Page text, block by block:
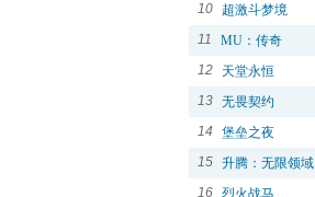
10
超激斗梦境
11
MU：传奇
12
天堂永恒
13 无畏契约
14
堡垒之夜
15 升腾：无限领域
16 烈火战马